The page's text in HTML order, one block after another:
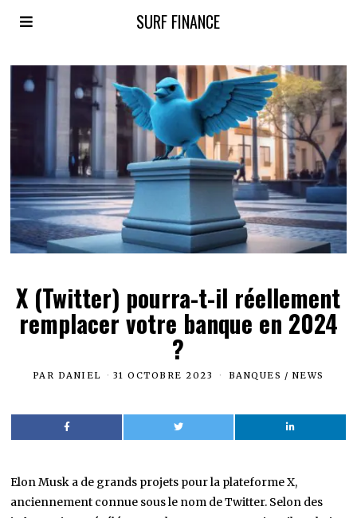
SURF FINANCE
X (Twitter) pourra-t-il réellement
remplacer votre banque en 2024
?
PAR DANIEL 31 OCTOBRE 2023 BANQUES / NEWS
Elon Musk a de grands projets pour la plateforme X,
anciennement connue sous le nom de Twitter. Selon des